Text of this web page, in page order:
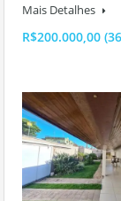
Mais Detalhes
R$200.000,00